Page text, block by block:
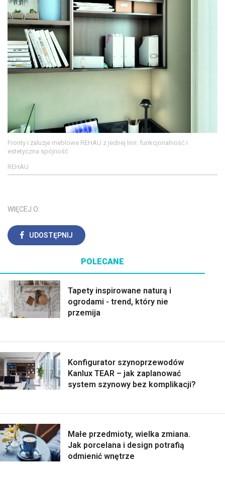
Fronty i żaluzje meblowe REHAU z jednej linii: funkcjonalność i
estetyczna spójność
REHAU
WIĘCEJ O:
UDOSTĘPNIJ
POLECANE
Tapety inspirowane naturą i
ogrodami - trend, który nie
przemija
Konfigurator szynoprzewodów
Kanlux TEAR – jak zaplanować
system szynowy bez komplikacji?
Małe przedmioty, wielka zmiana.
Jak porcelana i design potrafią
odmienić wnętrze